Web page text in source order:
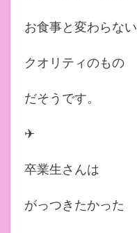
お食事と変わらない
クオリティのもの
だそうです。
✈︎
卒業生さんは
がっつきたかった